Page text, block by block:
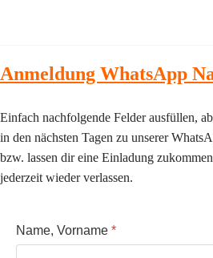
Anmeldung WhatsApp
Einfach nachfolgende Felder ausfüllen,
in den nächsten Tagen zu unserer
bzw. lassen dir eine Einladung
jederzeit wieder verlassen.
Name, Vorname *